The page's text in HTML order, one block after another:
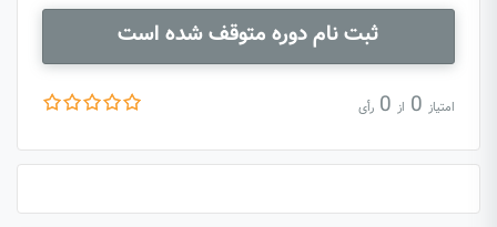
ثبت نام دوره متوقف شده است
امتیاز 0 از 0 رأی